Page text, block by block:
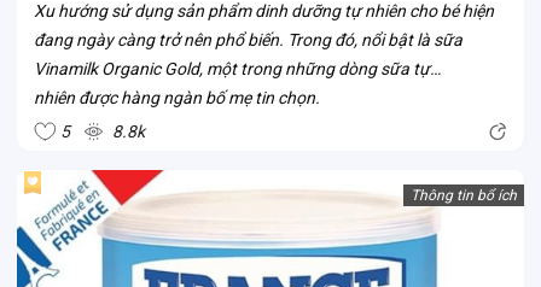
Xu hướng sử dụng sản phẩm dinh dưỡng tự nhiên cho bé hiện
đang ngày càng trở nên phổ biến. Trong đó, nổi bật là sữa
Vinamilk Organic Gold, một trong những dòng sữa tự
nhiên được hàng ngàn bố mẹ tin chọn.
5
8.8k
Thông tin bổ ích